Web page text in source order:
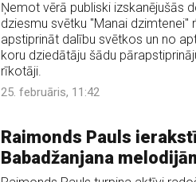
Ņemot vērā publiski izskanējušās
dziesmu svētku "Manai
apstiprināt dalību svētkos un no
koru dziedātāju šādu
rīkotāji.
25. februāris, 11:42
Raimonds Pauls
Babadžanjana